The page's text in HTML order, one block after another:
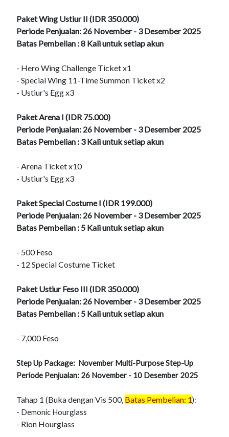
Paket Wing Ustiur II (IDR 350.000)
Periode Penjualan: 26 November - 3 Desember 2025
Batas Pembelian : 8 Kali untuk setiap akun
- Hero Wing Challenge Ticket x1
- Special Wing 11-Time Summon Ticket x2
- Ustiur's Egg x3
Paket Arena I (IDR 75.000)
Periode Penjualan: 26 November - 3 Desember 2025
Batas Pembelian : 3 Kali untuk setiap akun
- Arena Ticket x10
- Ustiur's Egg x3
Paket Special Costume I (IDR 199.000)
Periode Penjualan: 26 November - 3 Desember 2025
Batas Pembelian : 5 Kali untuk setiap akun
- 500 Feso
- 12 Special Costume Ticket
Paket Ustiur Feso III (IDR 350.000)
Periode Penjualan: 26 November - 3 Desember 2025
Batas Pembelian : 5 Kali untuk setiap akun
- 7,000 Feso
Step Up Package: November Multi-Purpose Step-Up
Periode Penjualan: 26 November - 10 Desember 2025
Tahap 1 (Buka dengan Vis 500, Batas Pembelian: 1):
- Demonic Hourglass
- Rion Hourglass